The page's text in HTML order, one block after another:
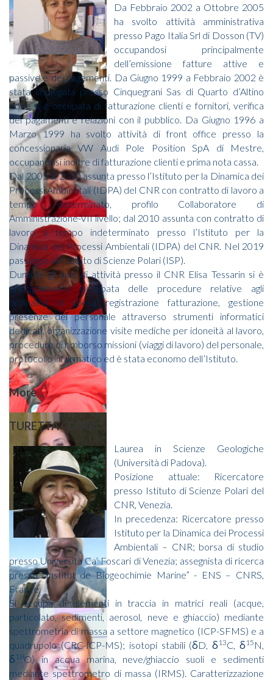
Da Febbraio 2002 a Ottobre 2005
ha svolto attività amministrativa
presso Pago Italia Srl di Dosson (TV)
occupandosi principalmente
dell’emissione fatture attive e
passive e dei pagamenti. Da Giugno 1999 a Febbraio 2002 è
stata impiegata presso Cinquegrani Sas di Quarto d’Altino
dove si è occupata di fatturazione clienti e fornitori, verifica
dei pagamenti e relazioni con il pubblico. Da Giugno 1996 a
Marzo 1999 ha svolto attività di front office presso la
concessionaria VW Audi Pole Position SpA di Mestre,
occupandosi inoltre di fatturazione clienti e prima nota cassa.
Dal 2005 al 2010 assunta presso l’Istituto per la Dinamica dei
Processi Ambientali (IDPA) del CNR con contratto di lavoro a
tempo determinato, profilo Collaboratore di
Amministrazione-VII livello; dal 2010 assunta con contratto di
lavoro a tempo indeterminato presso l’Istituto per la
Dinamica dei Processi Ambientali (IDPA) del CNR. Nel 2019
passaggio all’Istituto di Scienze Polari (ISP).
Durante gli anni di attività presso il CNR Elisa Tessarin si è
principalmente occupata delle procedure relative agli
ordinativi di spesa registrazione fatturazione, gestione
presenze del personale attraverso strumenti informatici
dedicati, organizzazione visite mediche per idoneità al lavoro,
procedure di rimborso missioni (viaggi di lavoro) del personale,
protocollo informatico ed è stata economo dell’Istituto.
More...
TURETTA CLARA
Laurea in Scienze Geologiche
(Università di Padova).
Posizione attuale: Ricercatore
presso Istituto di Scienze Polari del
CNR, Venezia.
In precedenza: Ricercatore presso
Istituto per la Dinamica dei Processi
Ambientali – CNR; borsa di studio
presso Università Ca’ Foscari di Venezia; assegnista di ricerca
presso “Institut de Biogeochimie Marine” - ENS – CNRS,
France.
Si occupa di elementi in traccia in matrici reali (acque,
particolato, sedimenti, aerosol, neve e ghiaccio) mediante
spettrometria di massa a settore magnetico (ICP-SFMS) e a
quadrupolo (CRC-ICP-MS); isotopi stabili (δD, δ 13C, δ 15 N,
δ 18O) in acqua marina, neve/ghiaccio suoli e sedimenti
mediante spettrometro di massa (IRMS). Caratterizzazione